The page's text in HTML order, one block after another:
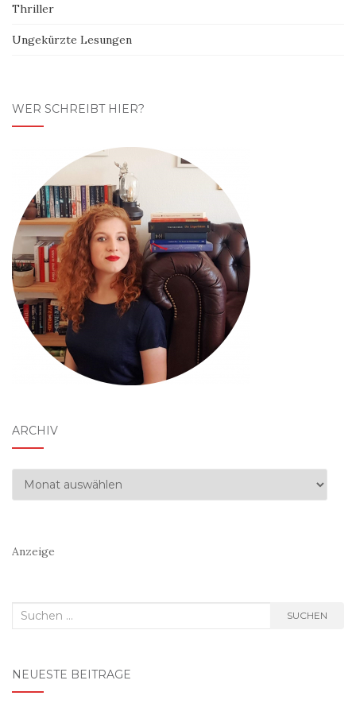
Thriller
Ungekürzte Lesungen
WER SCHREIBT HIER?
ARCHIV
Archiv
Anzeige
Suchen
SUCHEN
NEUESTE BEITRÄGE